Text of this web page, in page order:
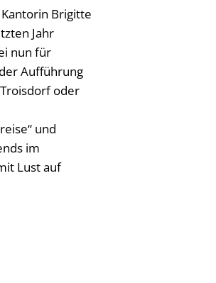
Brigitte
Jahr
nun für
Aufführung
oder
und
im
Lust auf